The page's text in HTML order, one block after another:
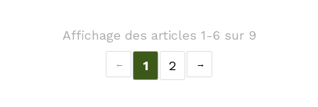
Affichage des articles 1-6 sur 9
1 2